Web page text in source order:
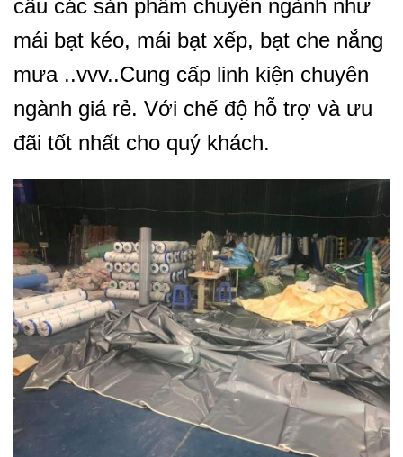
cầu các sản phẩm chuyên ngành như
mái bạt kéo, mái bạt xếp, bạt che nắng
mưa ..vvv..Cung cấp linh kiện chuyên
ngành giá rẻ. Với chế độ hỗ trợ và ưu
đãi tốt nhất cho quý khách.